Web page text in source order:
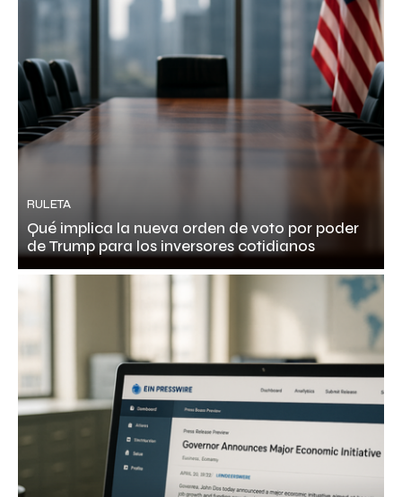
RULETA
Qué implica la nueva orden de voto por poder
de Trump para los inversores cotidianos